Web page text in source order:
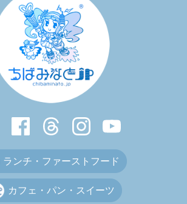
ランチ・ファーストフード
カフェ・パン・スイーツ